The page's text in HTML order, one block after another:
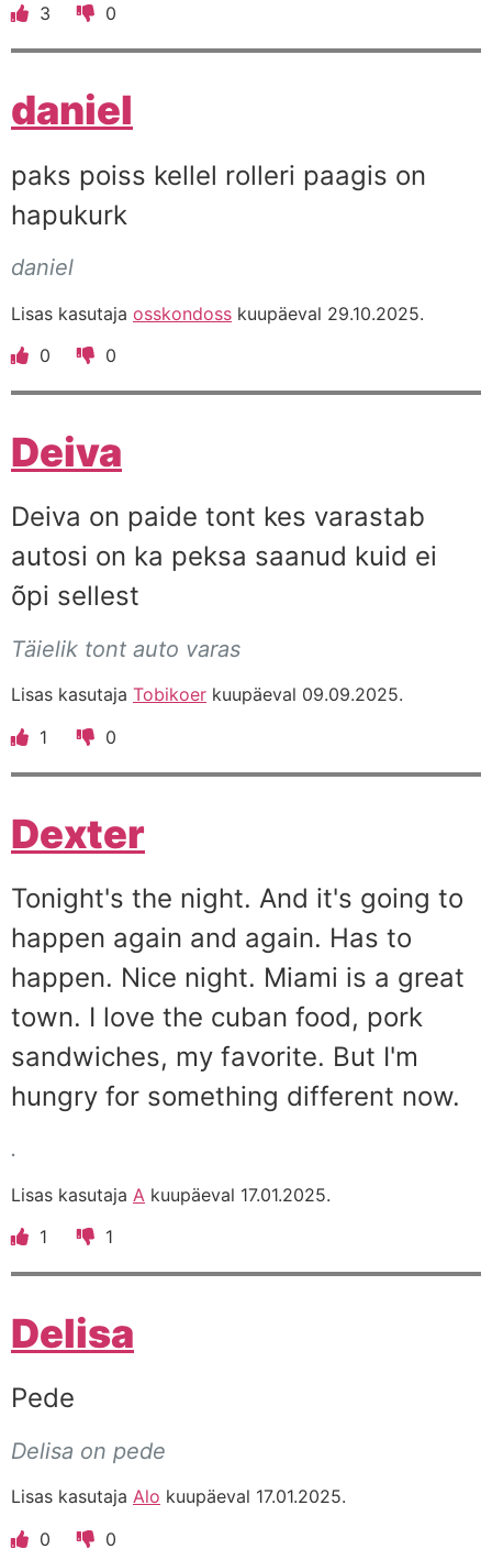
3
0
daniel
paks poiss kellel rolleri paagis on
hapukurk
daniel
Lisas kasutaja osskondoss kuupäeval 29.10.2025.
0
0
Deiva
Deiva on paide tont kes varastab
autosi on ka peksa saanud kuid ei
õpi sellest
Täielik tont auto varas
Lisas kasutaja Tobikoer kuupäeval 09.09.2025.
1
0
Dexter
Tonight's the night. And it's going to
happen again and again. Has to
happen. Nice night. Miami is a great
town. I love the cuban food, pork
sandwiches, my favorite. But I'm
hungry for something different now.
.
Lisas kasutaja A kuupäeval 17.01.2025.
1
1
Delisa
Pede
Delisa on pede
Lisas kasutaja Alo kuupäeval 17.01.2025.
0
0